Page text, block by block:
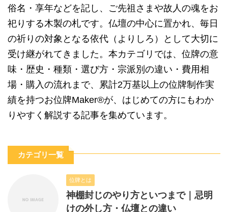
俗名・享年などを記し、ご先祖さまや故人の魂をお
祀りする木製の札です。仏壇の中心に置かれ、毎日
の祈りの対象となる依代（よりしろ）として大切に
受け継がれてきました。本カテゴリでは、位牌の意
味・歴史・種類・選び方・宗派別の違い・費用相
場・購入の流れまで、累計2万基以上の位牌制作実
績を持つお位牌Maker®が、はじめての方にもわか
りやすく解説する記事を集めています。
カテゴリ一覧
位牌とは
神棚封じのやり方といつまで｜忌明
けの外し方・仏壇との違い